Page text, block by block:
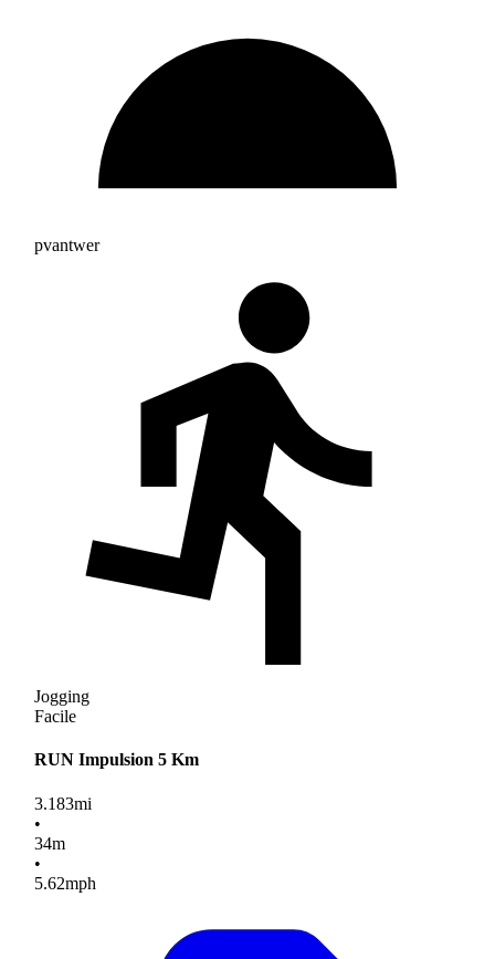
pvantwer
Jogging
Facile
RUN Impulsion 5 Km
3.183mi
•
34m
•
5.62mph